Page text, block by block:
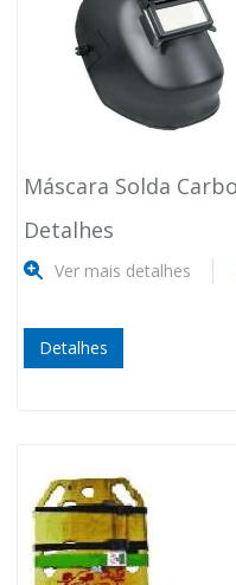
Máscara Solda
Detalhes
Ver mais detalhes
Detalhes